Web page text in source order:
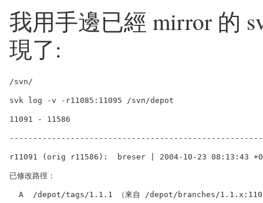
我用手邊已經 mirror 的
現了:
/svn/
svk log -v -r11085:11095 /svn/depot
11091 - 11586
r11091 (orig r11586):  breser | 2004-10-23 08:13:43
已修改路徑：
A  /depot/tags/1.1.1 （來自 /depot/branches/